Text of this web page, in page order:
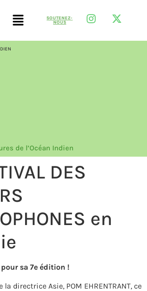
SOUTENEZ-
NOUS
de l’Océan Indien
DES
en
sa 7e édition !
directrice Asie, POM EHRENTRANT, ce